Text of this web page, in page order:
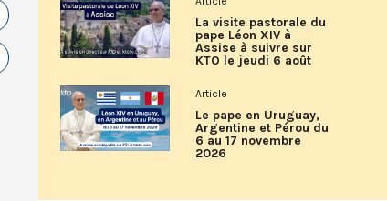
La visite pastorale du
pape Léon XIV à
Assise à suivre sur
KTO le jeudi 6 août
Article
Le pape en Uruguay,
Argentine et Pérou du
6 au 17 novembre
2026